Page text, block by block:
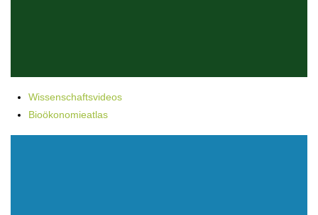
Wissenschaftsvideos
Bioökonomieatlas